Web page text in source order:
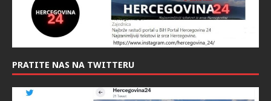
PRATITE NAS NA TWITTERU